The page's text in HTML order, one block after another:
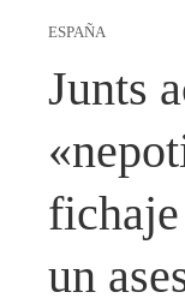
ESPAÑA
Junts
un